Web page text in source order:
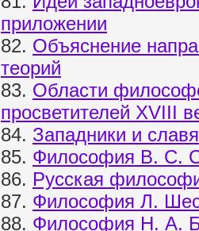
приложении
82. Объяснение
теорий
83. Области
просветителей XVIII
84. Западники и
85. Философия В. С.
86. Русская
87. Философия Л.
88. Философия Н. А.